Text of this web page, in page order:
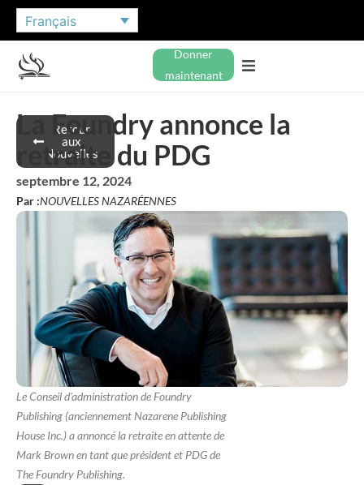
Français
Donner
maintenant
Retour
aux
Nouvelles
La Foundry annonce la
retraite du PDG
septembre 12, 2024
Par :NOUVELLES NAZARÉENNES
Le Conseil d'administration de Foundry
Publishing (anciennement Nazarene Publishing
House Inc.) a annoncé la retraite en attente de
Mark Brown en tant que président et PDG de
The Foundry Publishing.